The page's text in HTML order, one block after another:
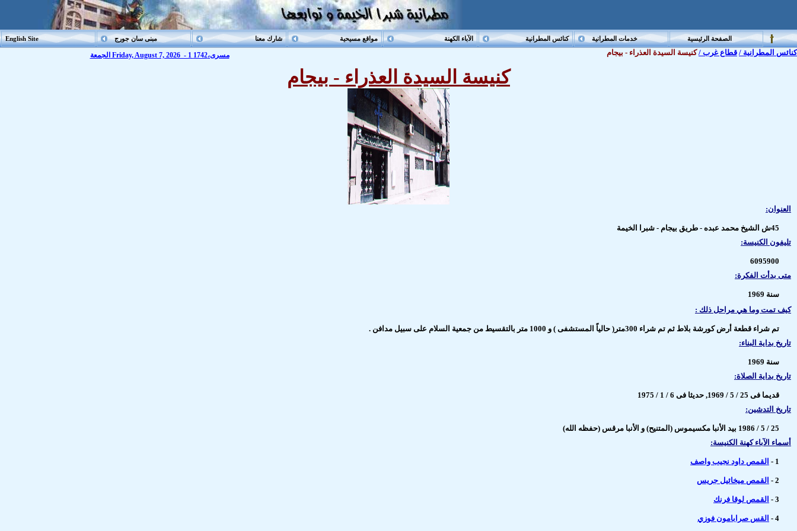
English Site مبنى سان جورج شارك معنا مواقع مسيحية الآباء الكهنة كنائس المطرانية خدمات المطرانية الصفحة الرئيسية
الجمعة Friday, August 7, 2026 - 1 مسرى،1742 كنائس المطرانية / قطاع غرب /كنيسة السيدة العذراء - بيجام
كنيسة السيدة العذراء - بيجام
العنوان:
45ش الشيخ محمد عبده - طريق بيجام - شبرا الخيمة
تليفون الكنيسة:
6095900
متى بدأت الفكرة:
سنة 1969
كيف تمت وما هي مراحل ذلك :
تم شراء قطعة أرض كورشة بلاط ثم تم شراء 300متر( حالياً المستشفى ) و 1000 متر بالتقسيط من جمعية السلام على سبيل مدافن .
تاريخ بداية البناء:
سنة 1969
تاريخ بداية الصلاة:
قديما فى 25 / 5 / 1969, حديثا فى 6 / 1 / 1975
تاريخ التدشين:
25 / 5 / 1986 بيد الأنبا مكسيموس (المتنيح) و الأنبا مرقس (حفظه الله)
أسماء الآباء كهنة الكنيسة:
1 - القمص داود نجيب واصف
2 - القمص ميخائيل جريس
3 - القمص لوقا فرنك
4 - القس صرابامون فوزي